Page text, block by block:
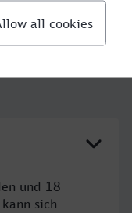
und 18
sich